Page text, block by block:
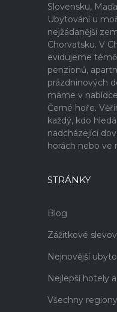
Slovensku,
Ubytování u
nejžádanější
Chorvatsku. V
evidujeme
penzionů,
prázdninových
máme v
Černé hoře.
každý, kdo
nadcházející
horách nebo ve
STRÁNKY
Blog
Zážitkové
Nejnovější
Nejlepší hotely
Všechny regiony